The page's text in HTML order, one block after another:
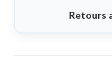
Retours